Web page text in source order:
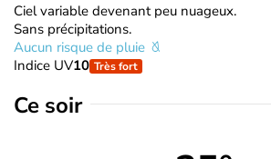
Ciel variable devenant peu nuageux.
Sans précipitations.
Aucun risque de pluie
Indice UV10 Très fort
Ce soir